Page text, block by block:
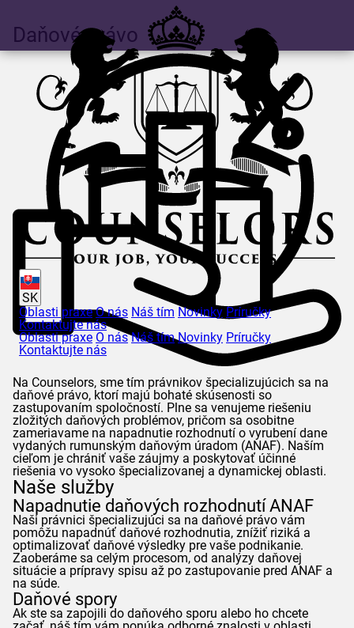
SK
Oblasti praxe O nás Náš tím Novinky Príručky
Kontaktujte nás
Oblasti praxe O nás Náš tím Novinky Príručky
Kontaktujte nás
Daňové právo
Na Counselors, sme tím právnikov špecializujúcich sa na
daňové právo, ktorí majú bohaté skúsenosti so
zastupovaním spoločností. Plne sa venujeme riešeniu
zložitých daňových problémov, pričom sa osobitne
zameriavame na napadnutie rozhodnutí o vyrubení dane
vydaných rumunským daňovým úradom (ANAF). Naším
cieľom je chrániť vaše záujmy a poskytovať účinné
riešenia vo vysoko špecializovanej a dynamickej oblasti.
Naše služby
Napadnutie daňových rozhodnutíANAF
Naši právnici špecializujúci sa na daňové právo vám
pomôžu napadnúť daňové rozhodnutia, znížiť riziká a
optimalizovať daňové výsledky pre vaše podnikanie.
Zaoberáme sa celým procesom, od analýzy daňovej
situácie a prípravy spisu až po zastupovanie pred ANAF a
na súde.
Daňové spory
Ak ste sa zapojili do daňového sporu alebo ho chcete